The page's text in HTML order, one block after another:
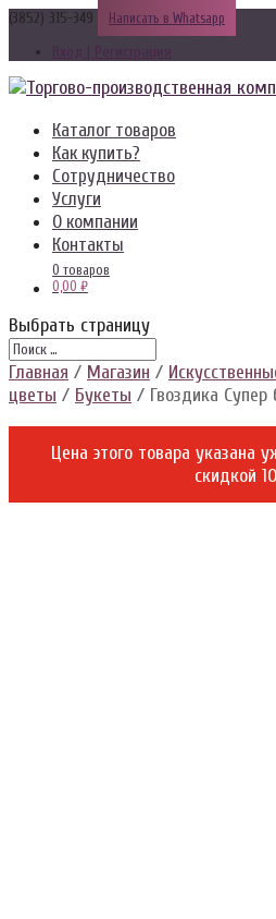
(3852) 315-349 Написать в Whatsapp
Вход | Регистрация
Каталог товаров
Как купить?
Сотрудничество
Услуги
О компании
Контакты
0 товаров
0,00 ₽
Выбрать страницу
Главная / Магазин /
цветы / Букеты / Гвоздика Супер
Цена этого товара указана
скидкой